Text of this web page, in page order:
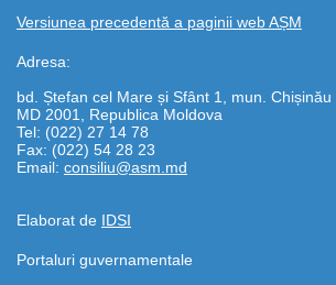
Versiunea precedentă a paginii web AȘM
Adresa:
bd. Ștefan cel Mare și Sfânt 1, mun. Chișinău
MD 2001, Republica Moldova
Tel: (022) 27 14 78
Fax: (022) 54 28 23
Email: consiliu@asm.md
Elaborat de IDSI
Portaluri guvernamentale